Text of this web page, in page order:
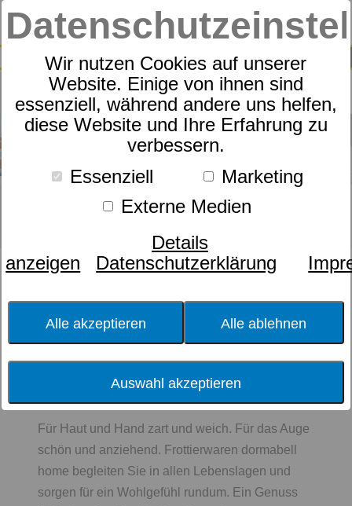
Wir nutzen Cookies auf unserer
Website. Einige von ihnen sind
essenziell, während andere uns helfen,
diese Website und Ihre Erfahrung zu
verbessern.
Essenziell
Marketing
Externe Medien
Details
anzeigen
Datenschutzerklärung
Alle akzeptieren Alle ablehnen
Auswahl akzeptieren
SUCHE
0
Artikelkategorie
Farbe
Größe
Textilart
Frottier & Bademäntel
Für Haut und Hand zart und weich. Für das Auge
schön und anziehend. Frottierwaren dormabell
home begleiten Sie in allen Lebenslagen und
sorgen für ein Wohlgefühl rundum. Ein Genuss